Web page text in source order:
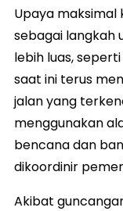
Upaya maksimal
sebagai langkah
lebih luas,
saat ini terus
jalan yang
menggunakan
bencana dan
dikoordinir
Akibat